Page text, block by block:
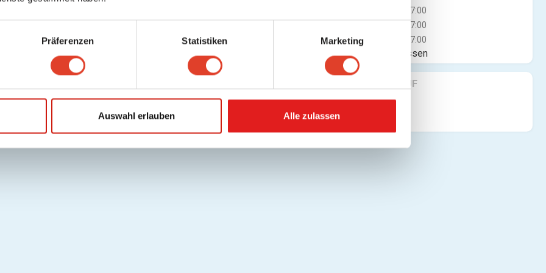
Präferenzen Statistiken Marketing
Auswahl erlauben Alle zulassen
07:00 - 17:00
07:00 - 17:00
Fr
07:00 - 17:00
Jetzt geschlossen
FINDE UNS AUF